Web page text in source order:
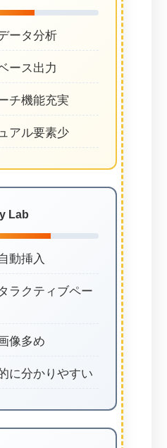
ータ分析
ース出力
チ機能充実
アル要素少
Lab
動挿入
ラクティブペー
像多め
に分かりやすい